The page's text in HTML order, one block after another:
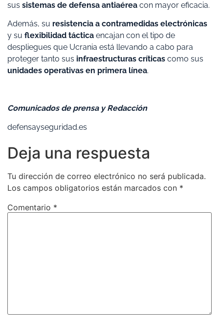
sus sistemas de defensa antiaérea con mayor eficacia.
Además, su resistencia a contramedidas electrónicas
y su flexibilidad táctica encajan con el tipo de
despliegues que Ucrania está llevando a cabo para
proteger tanto sus infraestructuras críticas como sus
unidades operativas en primera línea.
Comunicados de prensa y Redacción
defensayseguridad.es
Deja una respuesta
Tu dirección de correo electrónico no será publicada.
Los campos obligatorios están marcados con *
Comentario *